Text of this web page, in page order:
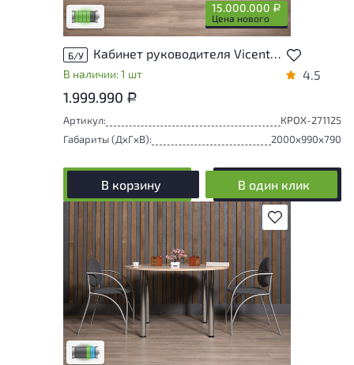
15.000.000 Р
Цена нового
Низкая степень износа
Б/У Кабинет руководителя Vicente Zaragoza Royal Массив Ольха Испания
В наличии: 1 шт 4.5
1.999.990 Р
Артикул:
КРОХ-271125
Габариты (ДxГxВ):
2000x990x790
В корзину В один клик
В избранное
Товар представлен с низкими степенями
износа. От состояния, приближенного к
новому, до незначительных следов
эксплуатации. Подробнее об износе в
разделе характеристики.
Низкая степень износа